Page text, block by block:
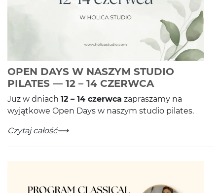
OPEN DAYS W NASZYM STUDIO
PILATES — 12 – 14 CZERWCA-Czytaj całość
Już w dni­ach 12 – 14 czer­wca zapraszamy na
wyjątkowe Open Days w naszym stu­dio pilates.
OPEN DAYS W NASZYM STUDIO PILATES — 12 – 14
-Czytaj całość